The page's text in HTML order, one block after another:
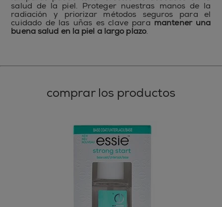
salud de la piel. Proteger nuestras manos de la
radiación y priorizar métodos seguros para el
cuidado de las uñas es clave para mantener una
buena salud en la piel a largo plazo.
comprar los productos